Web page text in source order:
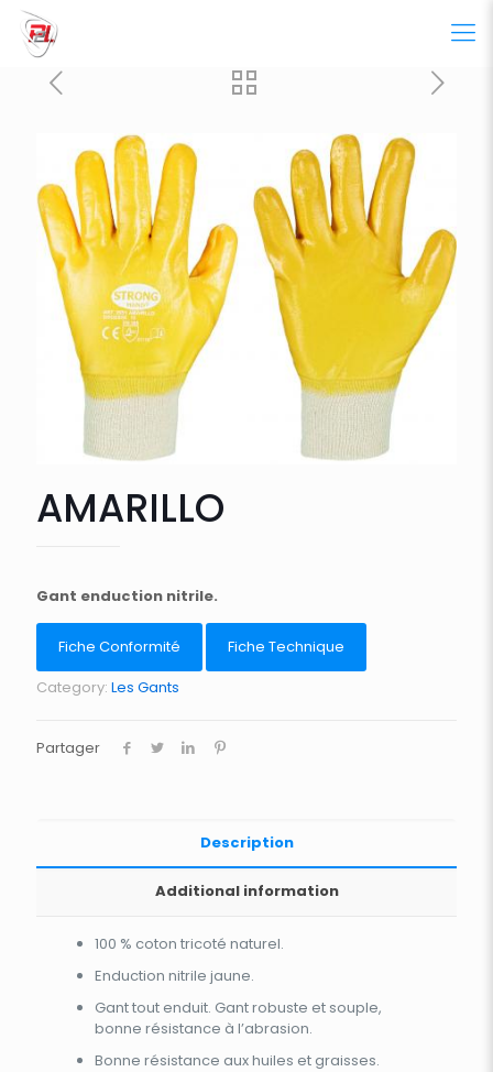
AMARILLO
Gant enduction nitrile.
Fiche Conformité
Fiche Technique
Category: Les Gants
Partager
Description
Additional information
100 % coton tricoté naturel.
Enduction nitrile jaune.
Gant tout enduit. Gant robuste et souple,
bonne résistance à l’abrasion.
Bonne résistance aux huiles et graisses.